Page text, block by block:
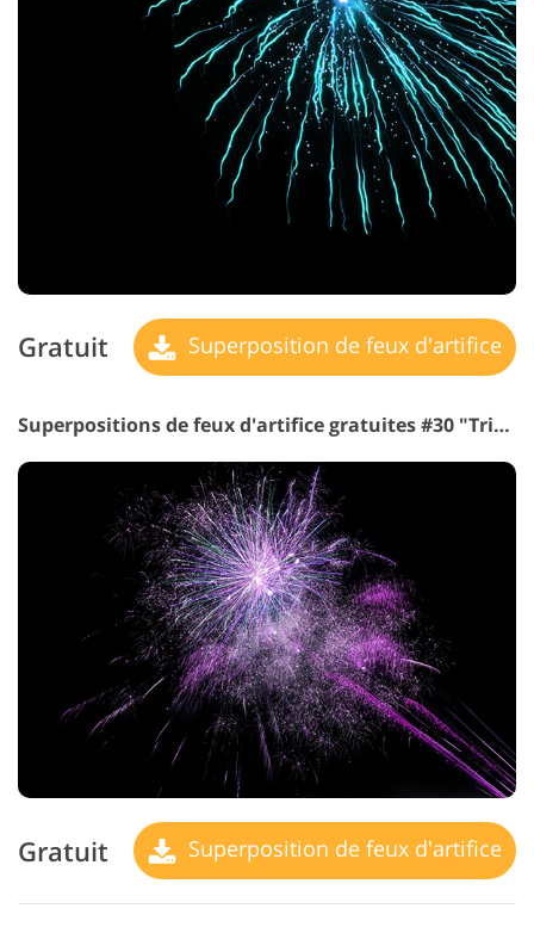
Gratuit Superposition de feux d'artifice
Superpositions de feux d'artifice gratuites #30 "Triumph"
Gratuit Superposition de feux d'artifice